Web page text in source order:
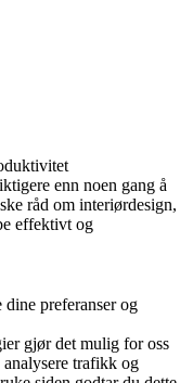
enn noen gang å
råd om interiørdesign,
effektivt og
preferanser og
gjør det mulig for oss
analysere trafikk og